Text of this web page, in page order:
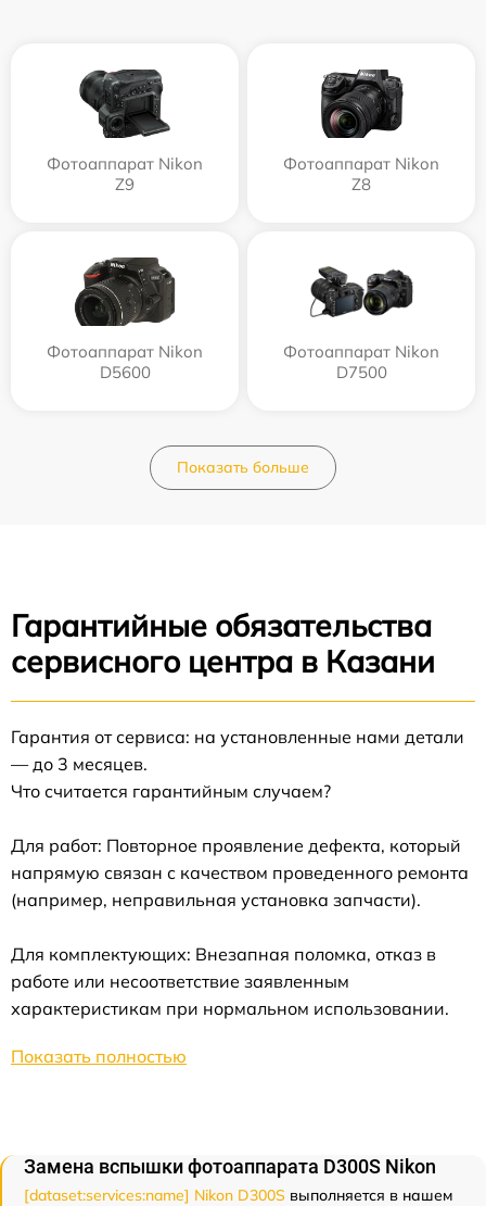
Фотоаппарат Nikon
Z9
Фотоаппарат Nikon
Z8
Фотоаппарат Nikon
D5600
Фотоаппарат Nikon
D7500
Показать больше
Гарантийные обязательства
сервисного центра в Казани
Гарантия от сервиса: на установленные нами детали
— до 3 месяцев.
Что считается гарантийным случаем?
Для работ: Повторное проявление дефекта, который
напрямую связан с качеством проведенного ремонта
(например, неправильная установка запчасти).
Для комплектующих: Внезапная поломка, отказ в
работе или несоответствие заявленным
характеристикам при нормальном использовании.
Показать полностью
Замена вспышки фотоаппарата D300S Nikon
[dataset:services:name] Nikon D300S выполняется в нашем